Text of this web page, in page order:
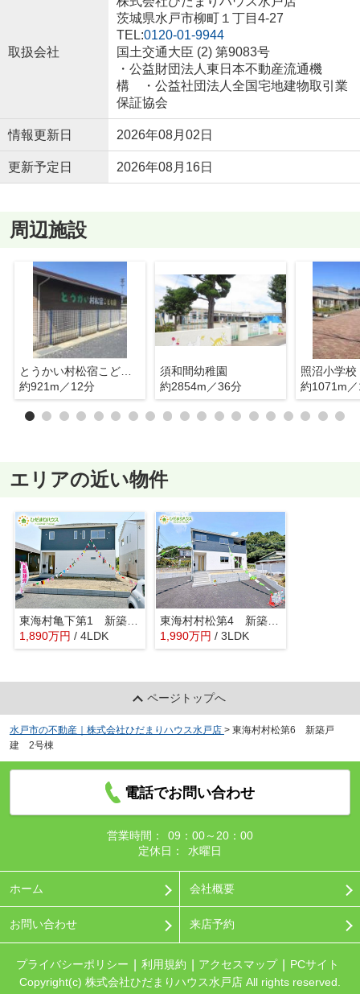
取扱会社
茨城県水戸市柳町１丁目4-27
TEL:0120-01-9944
国土交通大臣 (2) 第9083号
・公益財団法人東日本不動産流通機
構 ・公益社団法人全国宅地建物取引業
保証協会
情報更新日 2026年08月02日
更新予定日 2026年08月16日
周辺施設
とうかい村松宿こども園
約921m／12分
須和間幼稚園
約2854m／36分
照沼小学校
約1071m
エリアの近い物件
東海村亀下第1 新築戸建 2号棟
1,890万円 / 4LDK
東海村村松第4 新築戸建
1,990万円 / 3LDK
ページトップへ
水戸市の不動産｜株式会社ひだまりハウス水戸店 > 東海村村松第6 新築戸
建 2号棟
電話でお問い合わせ
営業時間：
09：00～20：00
定休日：
水曜日
ホーム 会社概要
お問い合わせ 来店予約
プライバシーポリシー 利用規約 アクセスマップ
PCサイト
Copyright(c) 株式会社ひだまりハウス水戸店 All rights reserved.